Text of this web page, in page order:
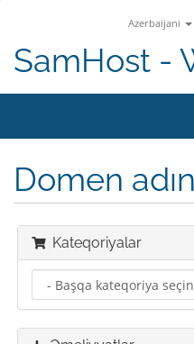
Azerbaijani
SamHost -
Domen
Kateqoriyalar